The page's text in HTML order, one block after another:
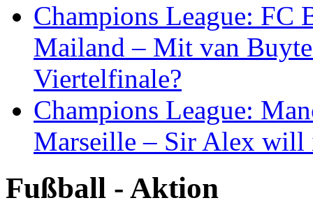
Champions League: FC
Mailand – Mit van
Viertelfinale?
Champions League:
Marseille – Sir Alex will
Fußball - Aktion